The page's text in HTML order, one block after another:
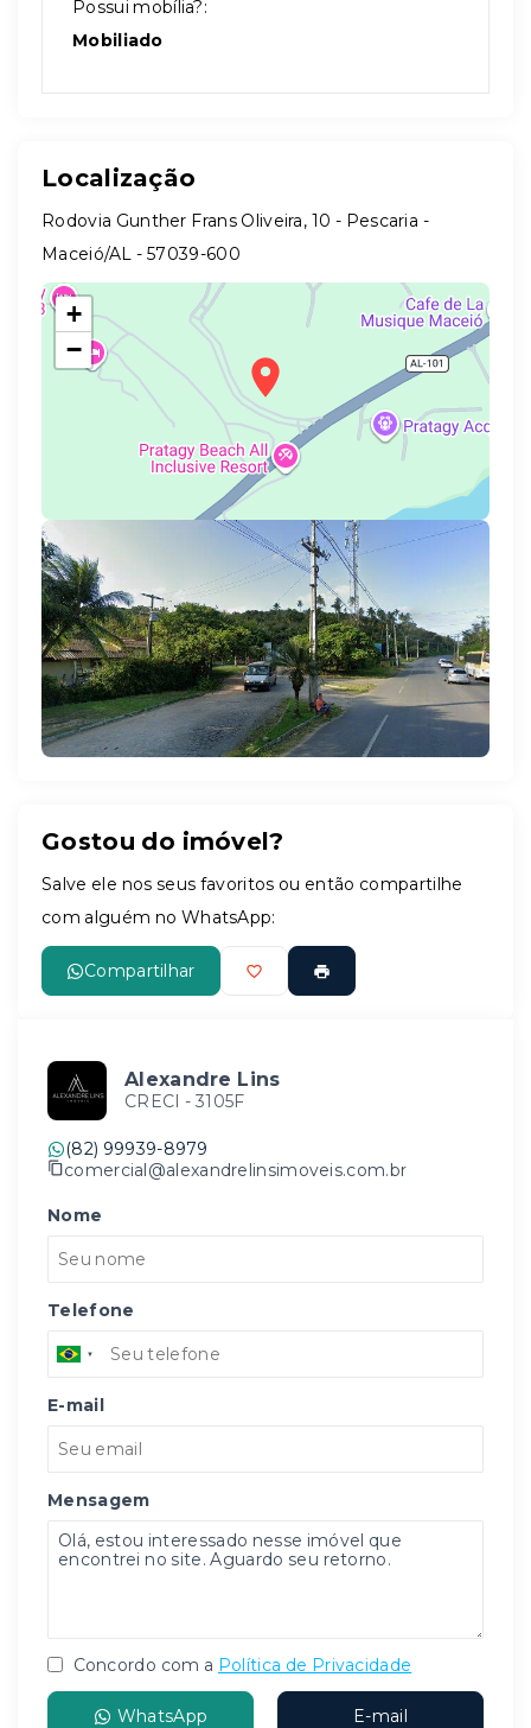
Possui mobília?:
Mobiliado
Localização
Rodovia Gunther Frans Oliveira, 10 - Pescaria -
Maceió/AL - 57039-600
+
−
Leaflet
Gostou do imóvel?
Salve ele nos seus favoritos ou então compartilhe
com alguém no WhatsApp:
Compartilhar
Alexandre Lins
CRECI - 3105F
(82) 99939-8979
comercial@alexandrelinsimoveis.com.br
Nome
Telefone
E-mail
Mensagem
Concordo com a Política de Privacidade
WhatsApp E-mail